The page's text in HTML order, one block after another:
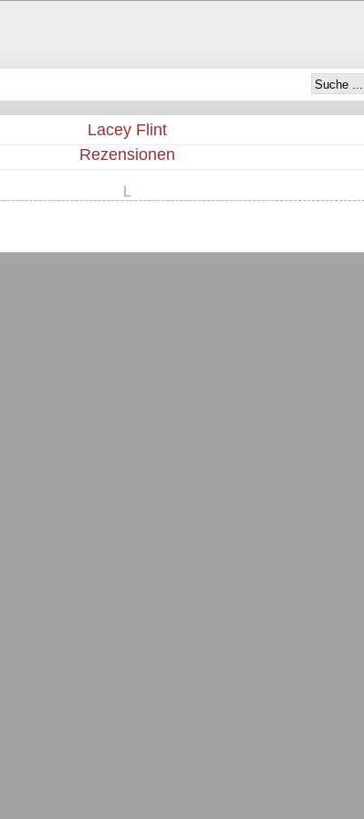
Lacey Flint
Rezensionen